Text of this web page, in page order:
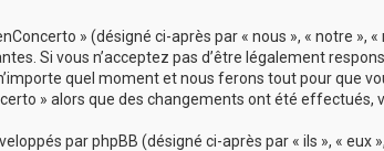
» (désigné ci-après par « nous », « notre
Si vous n’acceptez pas d’être légalement
quel moment et nous ferons tout pour que
» alors que des changements ont été
par phpBB (désigné ci-après par « ils », « eux